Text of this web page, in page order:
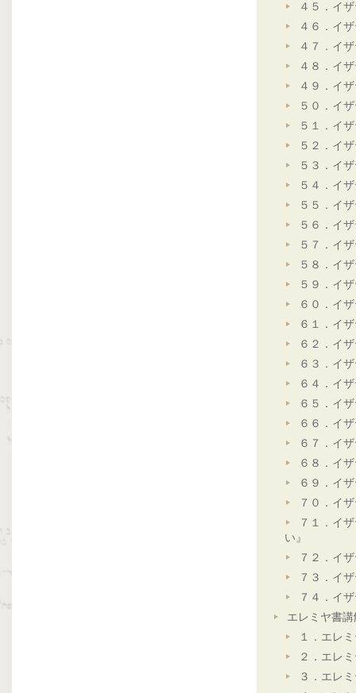
４５．イ
４６．イ
４７．イ
４８．イ
４９．イ
５０．イ
５１．イ
５２．イ
５３．イ
５４．イ
５５．イ
５６．イ
５７．イ
５８．イ
５９．イ
６０．イ
６１．イ
６２．イ
６３．イ
６４．イ
６５．イ
６６．イ
６７．イ
６８．イ
６９．イ
７０．イ
７１．イ
い』
７２．イ
７３．イ
７４．イ
エレミヤ書講
１．エレ
２．エレ
３．エレ